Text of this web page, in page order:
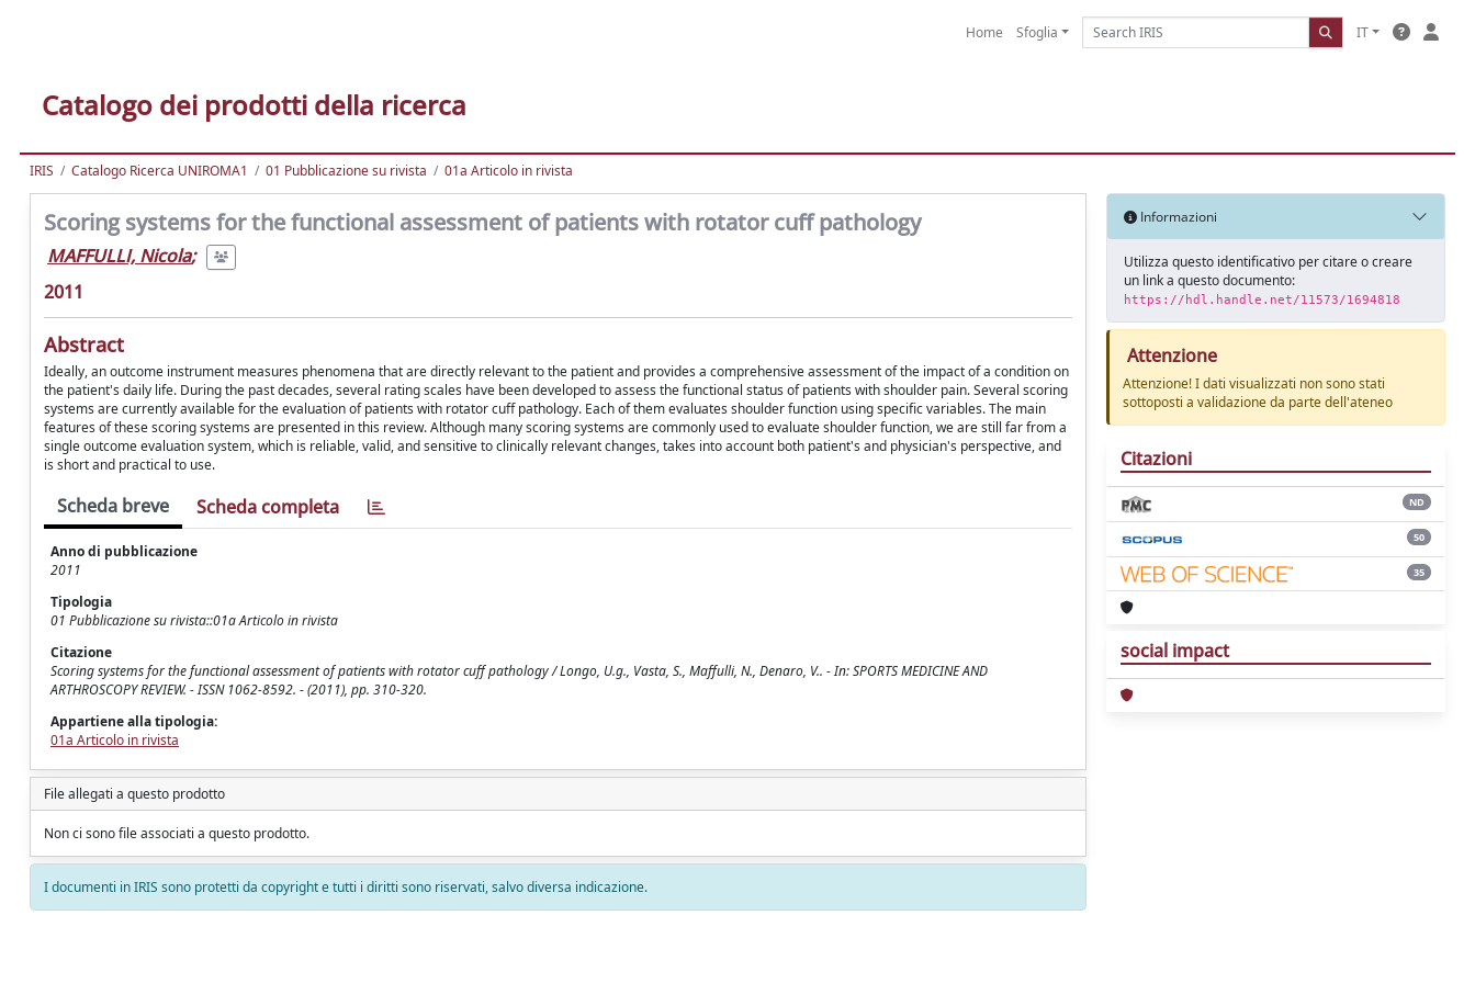
Home Sfoglia IT
Catalogo dei prodotti della ricerca
IRIS Catalogo Ricerca UNIROMA1 01 Pubblicazione su rivista 01a Articolo in rivista
Scoring systems for the functional assessment of patients with rotator cuff pathology
MAFFULLI, Nicola;
2011
Abstract
Ideally, an outcome instrument measures phenomena that are directly relevant to the patient and provides a comprehensive assessment of the impact of a condition on
the patient's daily life. During the past decades, several rating scales have been developed to assess the functional status of patients with shoulder pain. Several scoring
systems are currently available for the evaluation of patients with rotator cuff pathology. Each of them evaluates shoulder function using specific variables. The main
features of these scoring systems are presented in this review. Although many scoring systems are commonly used to evaluate shoulder function, we are still far from a
single outcome evaluation system, which is reliable, valid, and sensitive to clinically relevant changes, takes into account both patient's and physician's perspective, and
is short and practical to use.
Scheda breve Scheda completa
Anno di pubblicazione
2011
Tipologia
01 Pubblicazione su rivista::01a Articolo in rivista
Citazione
Scoring systems for the functional assessment of patients with rotator cuff pathology / Longo, U.g., Vasta, S., Maffulli, N., Denaro, V.. - In: SPORTS MEDICINE AND
ARTHROSCOPY REVIEW. - ISSN 1062-8592. - (2011), pp. 310-320.
Appartiene alla tipologia:
01a Articolo in rivista
File allegati a questo prodotto
Non ci sono file associati a questo prodotto.
I documenti in IRIS sono protetti da copyright e tutti i diritti sono riservati, salvo diversa indicazione.
Informazioni
Utilizza questo identificativo per citare o creare
un link a questo documento:
https://hdl.handle.net/11573/1694818
Attenzione
Attenzione! I dati visualizzati non sono stati
sottoposti a validazione da parte dell'ateneo
Citazioni
ND
50
35
social impact